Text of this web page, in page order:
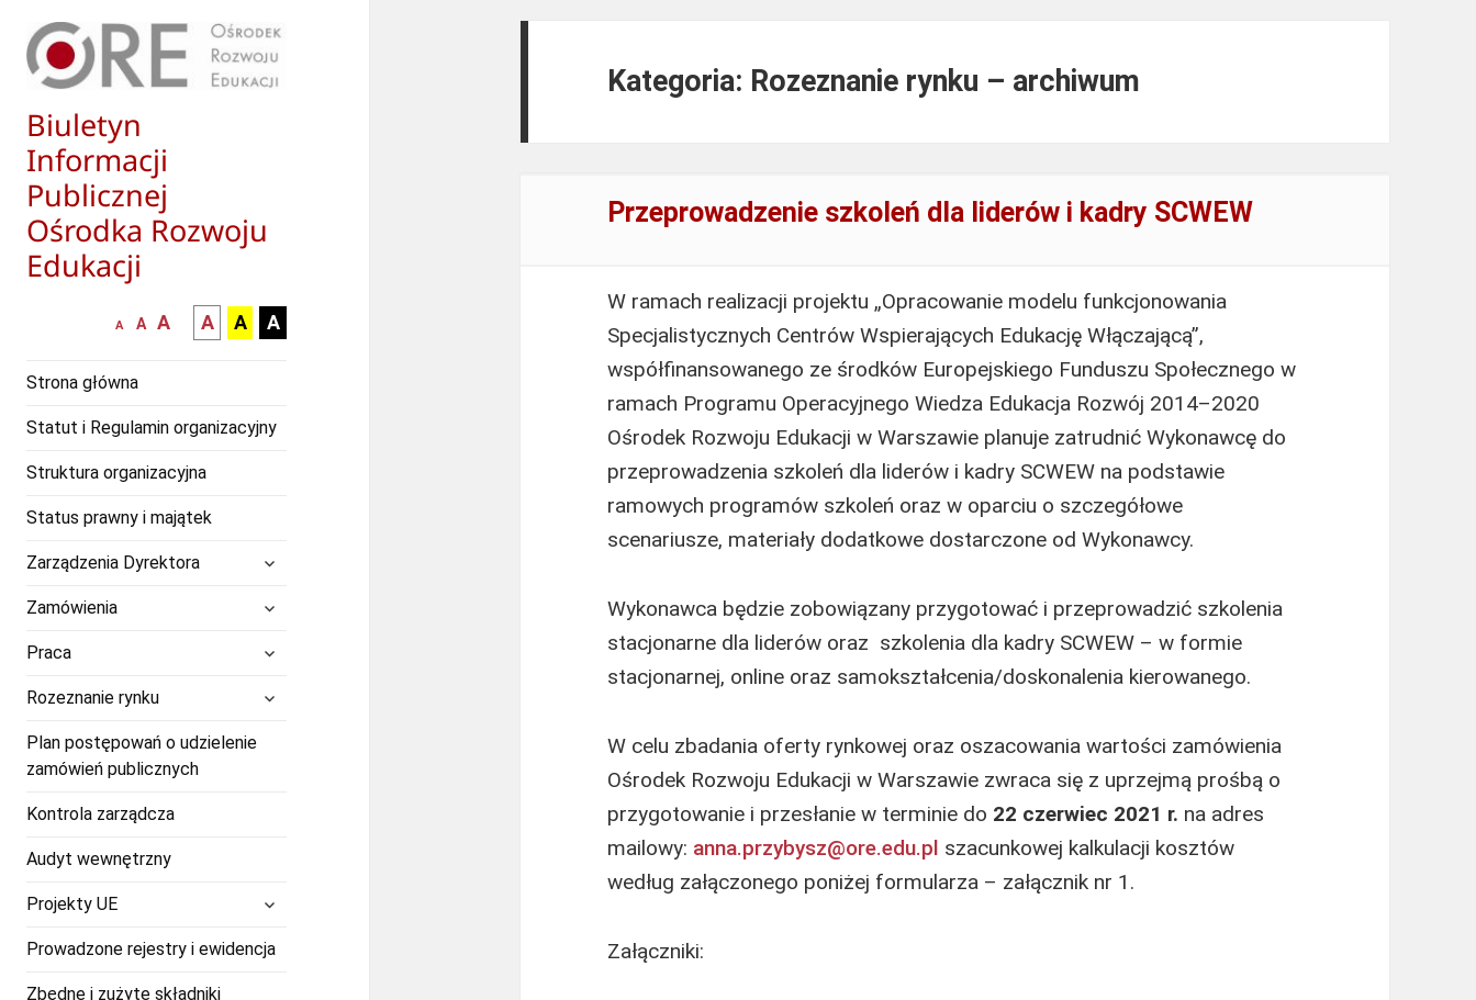
Biuletyn
Informacji
Publicznej
Ośrodka Rozwoju
Edukacji
mniejsza
A
normalna
A
większa-
czcionka
A
kontrast
czarny
białym
A
kontrast
czarny
zółtym
A
kontrast
żółty
A
Strona główna
Statut i Regulamin organizacyjny
Struktura organizacyjna
Status prawny i majątek
Zarządzenia Dyrektora
rozwiń
menu
Zamówienia
Praca
Rozeznanie rynkurozwiń
menu
potomne
Plan postępowań o udzielenie
zamówień publicznych
Kontrola zarządcza
Audyt wewnętrzny
Projekty UE
potomne
Prowadzone rejestry i ewidencja
Zbędne i zużyte składniki
Kategoria: Rozeznanie rynku – archiwum
Przeprowadzenie szkoleń dla liderów i kadry SCWEW
W ramach realizacji projektu „Opracowanie modelu funkcjonowania
Specjalistycznych Centrów Wspierających Edukację Włączającą”,
współfinansowanego ze środków Europejskiego Funduszu Społecznego w
ramach Programu Operacyjnego Wiedza Edukacja Rozwój 2014–2020
Ośrodek Rozwoju Edukacji w Warszawie planuje zatrudnić Wykonawcę do
przeprowadzenia szkoleń dla liderów i kadry SCWEW na podstawie
ramowych programów szkoleń oraz w oparciu o szczegółowe
scenariusze, materiały dodatkowe dostarczone od Wykonawcy.
Wykonawca będzie zobowiązany przygotować i przeprowadzić szkolenia
stacjonarne dla liderów oraz szkolenia dla kadry SCWEW – w formie
stacjonarnej, online oraz samokształcenia/doskonalenia kierowanego.
W celu zbadania oferty rynkowej oraz oszacowania wartości zamówienia
Ośrodek Rozwoju Edukacji w Warszawie zwraca się z uprzejmą prośbą o
przygotowanie i przesłanie w terminie do 22 czerwiec 2021 r. na adres
mailowy: anna.przybysz@ore.edu.pl szacunkowej kalkulacji kosztów
według załączonego poniżej formularza – załącznik nr 1.
Załączniki: